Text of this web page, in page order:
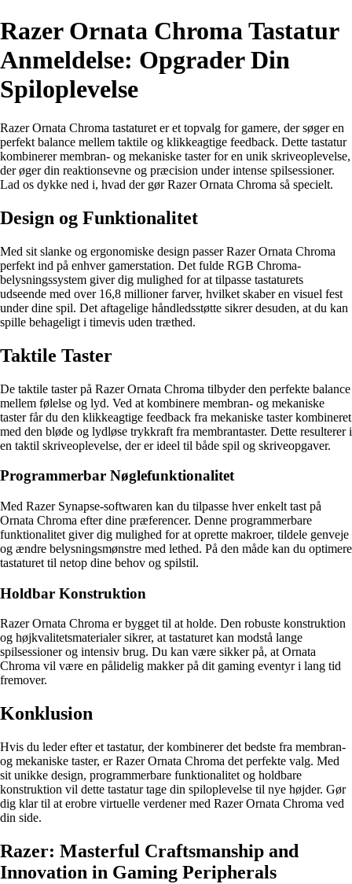
Razer Ornata Chroma Tastatur
Anmeldelse: Opgrader Din
Spiloplevelse
Razer Ornata Chroma tastaturet er et topvalg for gamere, der søger en
perfekt balance mellem taktile og klikkeagtige feedback. Dette tastatur
kombinerer membran- og mekaniske taster for en unik skriveoplevelse,
der øger din reaktionsevne og præcision under intense spilsessioner.
Lad os dykke ned i, hvad der gør Razer Ornata Chroma så specielt.
Design og Funktionalitet
Med sit slanke og ergonomiske design passer Razer Ornata Chroma
perfekt ind på enhver gamerstation. Det fulde RGB Chroma-
belysningssystem giver dig mulighed for at tilpasse tastaturets
udseende med over 16,8 millioner farver, hvilket skaber en visuel fest
under dine spil. Det aftagelige håndledsstøtte sikrer desuden, at du kan
spille behageligt i timevis uden træthed.
Taktile Taster
De taktile taster på Razer Ornata Chroma tilbyder den perfekte balance
mellem følelse og lyd. Ved at kombinere membran- og mekaniske
taster får du den klikkeagtige feedback fra mekaniske taster kombineret
med den bløde og lydløse trykkraft fra membrantaster. Dette resulterer i
en taktil skriveoplevelse, der er ideel til både spil og skriveopgaver.
Programmerbar Nøglefunktionalitet
Med Razer Synapse-softwaren kan du tilpasse hver enkelt tast på
Ornata Chroma efter dine præferencer. Denne programmerbare
funktionalitet giver dig mulighed for at oprette makroer, tildele genveje
og ændre belysningsmønstre med lethed. På den måde kan du optimere
tastaturet til netop dine behov og spilstil.
Holdbar Konstruktion
Razer Ornata Chroma er bygget til at holde. Den robuste konstruktion
og højkvalitetsmaterialer sikrer, at tastaturet kan modstå lange
spilsessioner og intensiv brug. Du kan være sikker på, at Ornata
Chroma vil være en pålidelig makker på dit gaming eventyr i lang tid
fremover.
Konklusion
Hvis du leder efter et tastatur, der kombinerer det bedste fra membran-
og mekaniske taster, er Razer Ornata Chroma det perfekte valg. Med
sit unikke design, programmerbare funktionalitet og holdbare
konstruktion vil dette tastatur tage din spiloplevelse til nye højder. Gør
dig klar til at erobre virtuelle verdener med Razer Ornata Chroma ved
din side.
Razer: Masterful Craftsmanship and
Innovation in Gaming Peripherals